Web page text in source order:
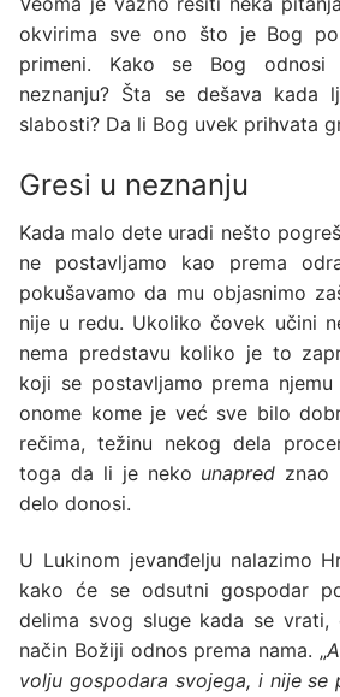
okvirima sve ono što je Bog
primeni. Kako se Bog odnosi
neznanju? Šta se dešava kada
slabosti? Da li Bog uvek prihvata
Gresi u neznanju
Kada malo dete uradi nešto
ne postavljamo kao prema
pokušavamo da mu objasnimo
nije u redu. Ukoliko čovek učini
nema predstavu koliko je to
koji se postavljamo prema
onome kome je već sve bilo
rečima, težinu nekog dela
toga da li je neko unapred znao
delo donosi.
U Lukinom jevanđelju nalazimo
kako će se odsutni gospodar
delima svog sluge kada se vrati,
način Božiji odnos prema nama. „
volju gospodara svojega, i nije se